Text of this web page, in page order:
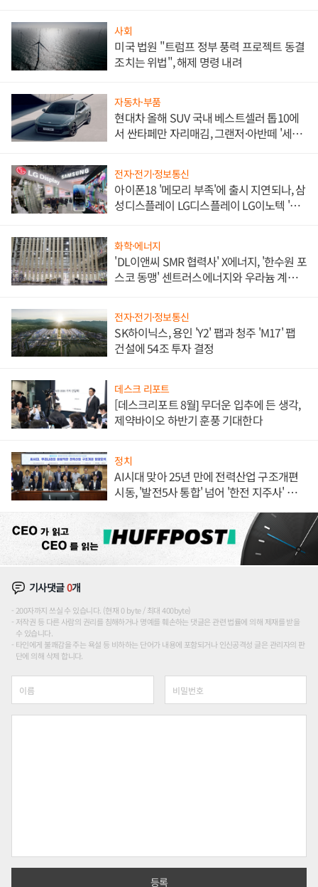
사회
미국 법원 "트럼프 정부 풍력 프로젝트 동결
조치는 위법", 해제 명령 내려
자동차·부품
현대차 올해 SUV 국내 베스트셀러 톱10에
서 싼타페만 자리매김, 그랜저·아반떼 '세단
전자·전기·정보통신
아이폰18 '메모리 부족'에 출시 지연되나, 삼
성디스플레이 LG디스플레이 LG이노텍 '탈
화학·에너지
'DL이앤씨 SMR 협력사' X에너지, '한수원 포
스코 동맹' 센트러스에너지와 우라늄 계약
전자·전기·정보통신
SK하이닉스, 용인 'Y2' 팹과 청주 'M17' 팹
건설에 54조 투자 결정
데스크 리포트
[데스크리포트 8월] 무더운 입추에 든 생각,
제약바이오 하반기 훈풍 기대한다
정치
AI시대 맞아 25년 만에 전력산업 구조개편
시동, '발전5사 통합' 넘어 '한전 지주사' 재편
기사댓글0개
200자까지 쓰실 수 있습니다. (현재 0 byte / 최대 400byte)
저작권 등 다른 사람의 권리를 침해하거나 명예를 훼손하는 댓글은 관련 법률에 의해 제재를 받을
수 있습니다.
타인에게 불쾌감을 주는 욕설 등 비하하는 단어가 내용에 포함되거나 인신공격성 글은 관리자의 판
단에 의해 삭제 합니다.